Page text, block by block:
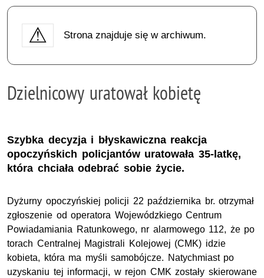
Strona znajduje się w archiwum.
Dzielnicowy uratował kobietę
Szybka decyzja i błyskawiczna reakcja
opoczyńskich policjantów uratowała 35-latkę,
która chciała odebrać sobie życie.
Dyżurny opoczyńskiej policji 22 października br. otrzymał
zgłoszenie od operatora Wojewódzkiego Centrum
Powiadamiania Ratunkowego, nr alarmowego 112, że po
torach Centralnej Magistrali Kolejowej (CMK) idzie
kobieta, która ma myśli samobójcze. Natychmiast po
uzyskaniu tej informacji, w rejon CMK zostały skierowane